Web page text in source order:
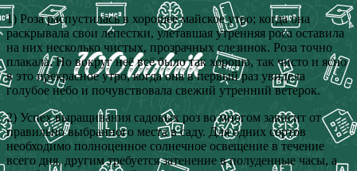
1) Роза распустилась в хорошее майское утро; когда она
раскрывала свои лепестки, улетавшая утренняя роса оставила
на них несколько чистых, прозрачных слезинок. Роза точно
плакала. Но вокруг неё всё было так хорошо, так чисто и ясно
в это прекрасное утро, когда она в первый раз увидела
голубое небо и почувствовала свежий утренний ветерок.
2) Успех выращивания садовых роз во многом зависит от
правильно выбранного места в саду. Для одних сортов
необходимо полноценное солнечное освещение в течение
всего дня, другим требуется затенение в полуденные часы, а